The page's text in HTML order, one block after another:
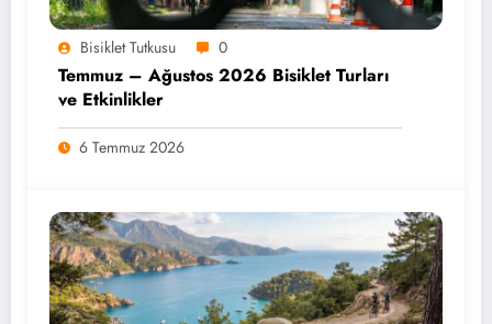
Bisiklet Tutkusu 0
Temmuz – Ağustos 2026 Bisiklet Turları
ve Etkinlikler
6 Temmuz 2026